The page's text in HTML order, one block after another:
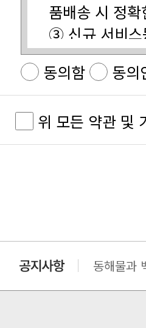
사용합니다.
합니다.
할 수 있는 자
제3조 (약관의 명시와 개
품배송 시 정
제공을 위한 자
④ 유료정보 이
⑤ 불량회원 부
⑥ 기타 원활한
수집하는 개인정보의 항목
개인정보의 보유 및 이용
달성시 지체
동의함 동의
위 모든 약관 및
동해물과